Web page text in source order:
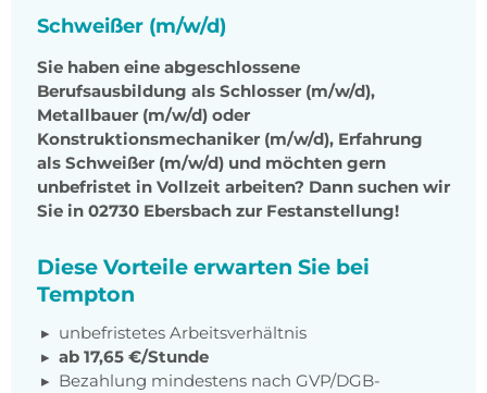
Schweißer (m/w/d)
Sie haben eine abgeschlossene
Berufsausbildung als Schlosser (m/w/d),
Metallbauer (m/w/d) oder
Konstruktionsmechaniker (m/w/d), Erfahrung
als Schweißer (m/w/d) und möchten gern
unbefristet in Vollzeit arbeiten? Dann suchen wir
Sie in 02730 Ebersbach zur Festanstellung!
Diese Vorteile erwarten Sie bei
Tempton
unbefristetes Arbeitsverhältnis
ab 17,65 €/Stunde
Bezahlung mindestens nach GVP/DGB-